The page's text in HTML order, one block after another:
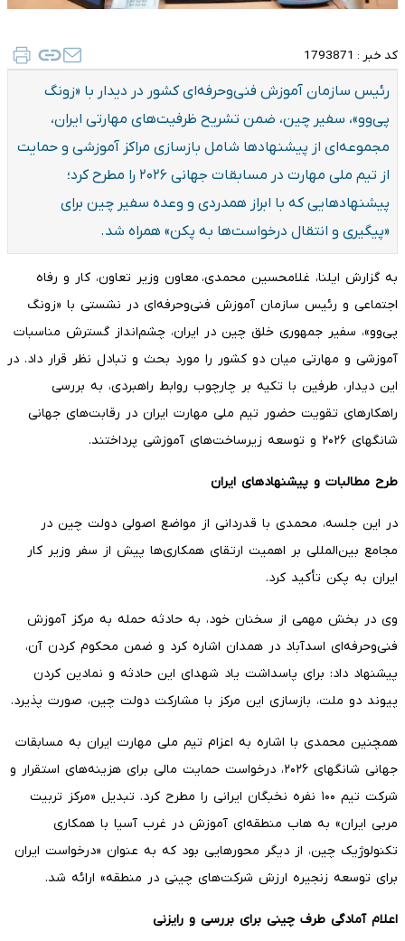
کد خبر : 1793871
رئیس سازمان آموزش فنی‌و‌حرفه‌ای کشور در دیدار با «زونگ
پی‌وو»، سفیر چین، ضمن تشریح ظرفیت‌های مهارتی ایران،
مجموعه‌ای از پیشنهادها شامل بازسازی مراکز آموزشی و حمایت
از تیم ملی مهارت در مسابقات جهانی ۲۰۲۶ را مطرح کرد؛
پیشنهادهایی که با ابراز همدردی و وعده سفیر چین برای
«پیگیری و انتقال درخواست‌ها به پکن» همراه شد.
به گزارش ایلنا، غلامحسین محمدی، معاون وزیر تعاون، کار و رفاه
اجتماعی و رئیس سازمان آموزش فنی‌و‌حرفه‌ای در نشستی با «زونگ
پی‌وو»، سفیر جمهوری خلق چین در ایران، چشم‌انداز گسترش مناسبات
آموزشی و مهارتی میان دو کشور را مورد بحث و تبادل نظر قرار داد. در
این دیدار، طرفین با تکیه بر چارچوب روابط راهبردی، به بررسی
راهکارهای تقویت حضور تیم ملی مهارت ایران در رقابت‌های جهانی
شانگهای ۲۰۲۶ و توسعه زیرساخت‌های آموزشی پرداختند.
طرح مطالبات و پیشنهادهای ایران
در این جلسه، محمدی با قدردانی از مواضع اصولی دولت چین در
مجامع بین‌المللی بر اهمیت ارتقای همکاری‌ها پیش از سفر وزیر کار
ایران به پکن تأکید کرد.
وی در بخش مهمی از سخنان خود، به حادثه حمله به مرکز آموزش
فنی‌و‌حرفه‌ای اسدآباد در همدان اشاره کرد و ضمن محکوم کردن آن،
پیشنهاد داد: برای پاسداشت یاد شهدای این حادثه و نمادین کردن
پیوند دو ملت، بازسازی این مرکز با مشارکت دولت چین، صورت پذیرد.
همچنین محمدی با اشاره به اعزام تیم ملی مهارت ایران به مسابقات
جهانی شانگهای ۲۰۲۶، درخواست حمایت مالی برای هزینه‌های استقرار و
شرکت تیم ۱۰۰ نفره نخبگان ایرانی را مطرح کرد. تبدیل «مرکز تربیت
مربی ایران» به هاب منطقه‌ای آموزش در غرب آسیا با همکاری
تکنولوژیک چین، از دیگر محورهایی بود که به عنوان «درخواست ایران
برای توسعه زنجیره ارزش شرکت‌های چینی در منطقه» ارائه شد.
اعلام آمادگی طرف چینی برای بررسی و رایزنی